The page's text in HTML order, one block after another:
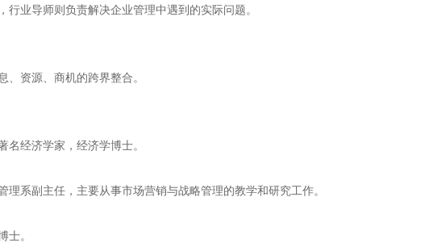
业导师则负责解决企业管理中遇到的实际问题。
、资源、商机的跨界整合。
经济学家，经济学博士。
系副主任，主要从事市场营销与战略管理的教学和研究工作。
士。